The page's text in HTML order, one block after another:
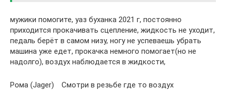
мужики помогите, уаз буханка 2021 г, постоянно
приходится прокачивать сцепление, жидкость не уходит,
педаль берёт в самом низу, ногу не успеваешь убрать
машина уже едет, прокачка немного помогает(но не
надолго), воздух наблюдается в жидкости,
Рома (Jager) Смотри в резьбе где то воздух